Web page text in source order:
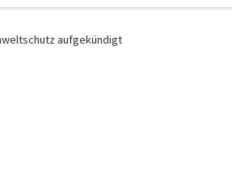
aufgekündigt